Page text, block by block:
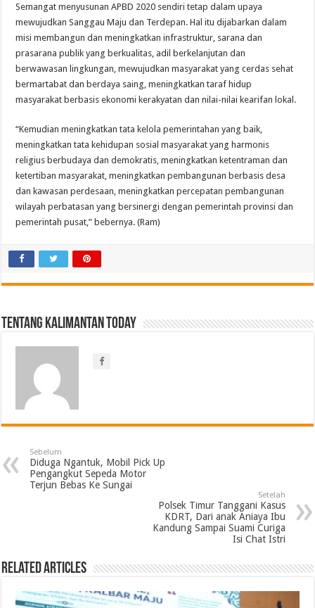
Semangat menyusunan APBD 2020 sendiri tetap dalam upaya
mewujudkan Sanggau Maju dan Terdepan. Hal itu dijabarkan dalam
misi membangun dan meningkatkan infrastruktur, sarana dan
prasarana publik yang berkualitas, adil berkelanjutan dan
berwawasan lingkungan, mewujudkan masyarakat yang cerdas sehat
bermartabat dan berdaya saing, meningkatkan taraf hidup
masyarakat berbasis ekonomi kerakyatan dan nilai-nilai kearifan lokal.
“Kemudian meningkatkan tata kelola pemerintahan yang baik,
meningkatkan tata kehidupan sosial masyarakat yang harmonis
religius berbudaya dan demokratis, meningkatkan ketentraman dan
ketertiban masyarakat, meningkatkan pembangunan berbasis desa
dan kawasan perdesaan, meningkatkan percepatan pembangunan
wilayah perbatasan yang bersinergi dengan pemerintah provinsi dan
pemerintah pusat,” bebernya. (Ram)
Tentang Kalimantan Today
Sebelum
Diduga Ngantuk, Mobil Pick Up
Pengangkut Sepeda Motor
Terjun Bebas Ke Sungai
Setelah
Polsek Timur Tanggani Kasus
KDRT, Dari anak Aniaya Ibu
Kandung Sampai Suami Curiga
Isi Chat Istri
Related Articles